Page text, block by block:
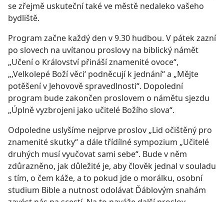
se zřejmě uskuteční také ve městě nedaleko vašeho
bydliště.
Program začne každý den v 9.30 hudbou. V pátek zazní
po slovech na uvítanou proslovy na biblický námět
„Učení o Království přináší znamenité ovoce“,
„‚Velkolepé Boží věci‘ podněcují k jednání“ a „Mějte
potěšení v Jehovově spravedlnosti“. Dopolední
program bude zakončen proslovem o námětu sjezdu
„Úplně vyzbrojeni jako učitelé Božího slova“.
Odpoledne uslyšíme nejprve proslov „Lid očištěný pro
znamenité skutky“ a dále třídílné sympozium „Učitelé
druhých musí vyučovat sami sebe“. Bude v něm
zdůrazněno, jak důležité je, aby člověk jednal v souladu
s tím, o čem káže, a to pokud jde o morálku, osobní
studium Bible a nutnost odolávat Ďáblovým snahám